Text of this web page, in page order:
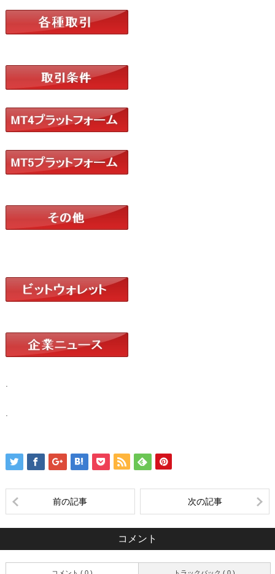
前の記事 次の記事
コメント